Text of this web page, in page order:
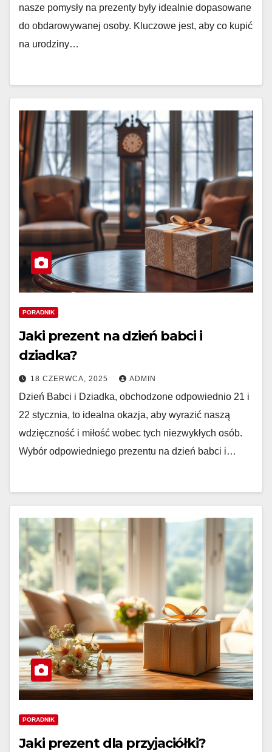
nasze pomysły na prezenty były idealnie dopasowane
do obdarowywanej osoby. Kluczowe jest, aby co kupić
na urodziny…
PORADNIK
Jaki prezent na dzień babci i
dziadka?
18 CZERWCA, 2025 ADMIN
Dzień Babci i Dziadka, obchodzone odpowiednio 21 i
22 stycznia, to idealna okazja, aby wyrazić naszą
wdzięczność i miłość wobec tych niezwykłych osób.
Wybór odpowiedniego prezentu na dzień babci i…
PORADNIK
Jaki prezent dla przyjaciółki?